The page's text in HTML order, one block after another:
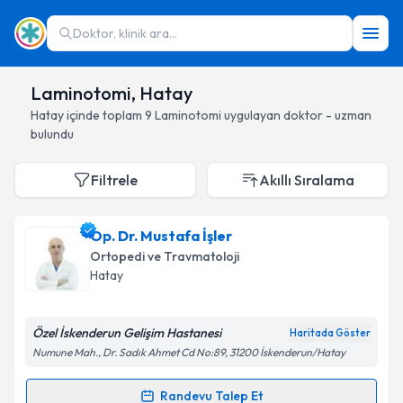
Doktor, klinik ara...
Laminotomi, Hatay
Hatayiçinde toplam 9 Laminotomi uygulayan doktor - uzman
bulundu
Filtrele Akıllı Sıralama
Op. Dr. Mustafa İşler
Ortopedi ve Travmatoloji
Hatay
Özel İskenderun Gelişim Hastanesi Haritada Göster
Numune Mah., Dr. Sadık Ahmet Cd No:89, 31200 İskenderun/Hatay
Randevu Talep Et